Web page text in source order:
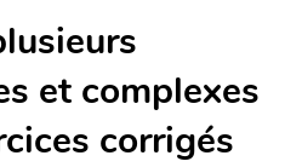
et complexes
corrigés